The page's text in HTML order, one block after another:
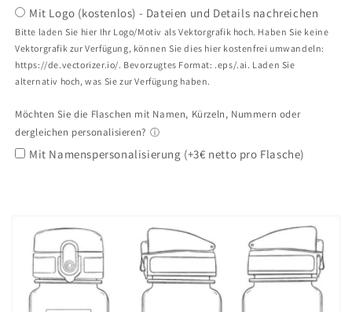
Mit Logo (kostenlos) - Dateien und Details nachreichen
Bitte laden Sie hier Ihr Logo/Motiv als Vektorgrafik hoch. Haben Sie keine
Vektorgrafik zur Verfügung, können Sie dies hier kostenfrei umwandeln:
https://de.vectorizer.io/. Bevorzugtes Format: .eps/.ai. Laden Sie
alternativ hoch, was Sie zur Verfügung haben.
Möchten Sie die Flaschen mit Namen, Kürzeln, Nummern oder
dergleichen personalisieren? ⓘ
Mit Namenspersonalisierung (+3€ netto pro Flasche)